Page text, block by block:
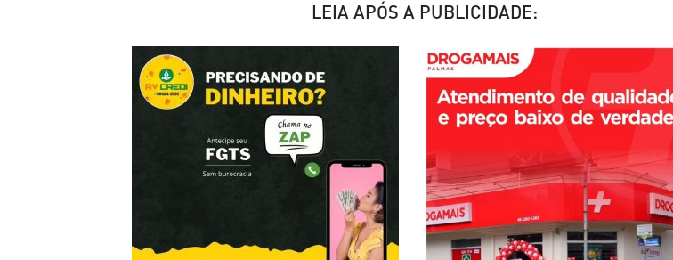
LEIA APÓS A PUBLICIDADE: